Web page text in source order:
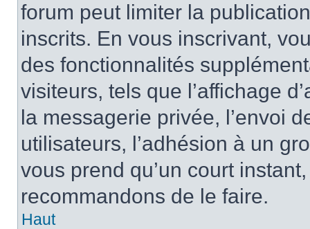
forum peut limiter la
inscrits. En vous inscrivant,
des fonctionnalités
visiteurs, tels que l’affichage
la messagerie privée, l’envoi
utilisateurs, l’adhésion à un
vous prend qu’un court
recommandons de le faire.
Haut